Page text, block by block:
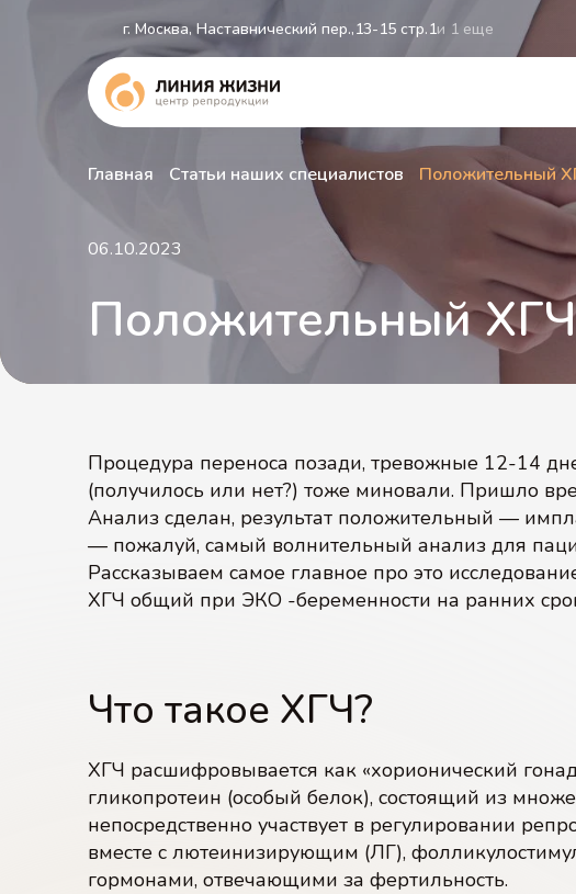
г. Москва, Наставнический пер.,13-15 стр.1и 1 еще
Главная Статьи наших специалистов Положительный
06.10.2023
Положительный
Процедура переноса позади, тревожные 12-14
(получилось или нет?) тоже миновали. Пришло
Анализ сделан, результат положительный —
— пожалуй, самый волнительный анализ для
Рассказываем самое главное про это
ХГЧ общий при ЭКО -беременности на ранних
Что такое ХГЧ?
ХГЧ расшифровывается как «хорионический
гликопротеин (особый белок), состоящий из
непосредственно участвует в регулировании
вместе с лютеинизирующим (ЛГ),
гормонами, отвечающими за фертильность.